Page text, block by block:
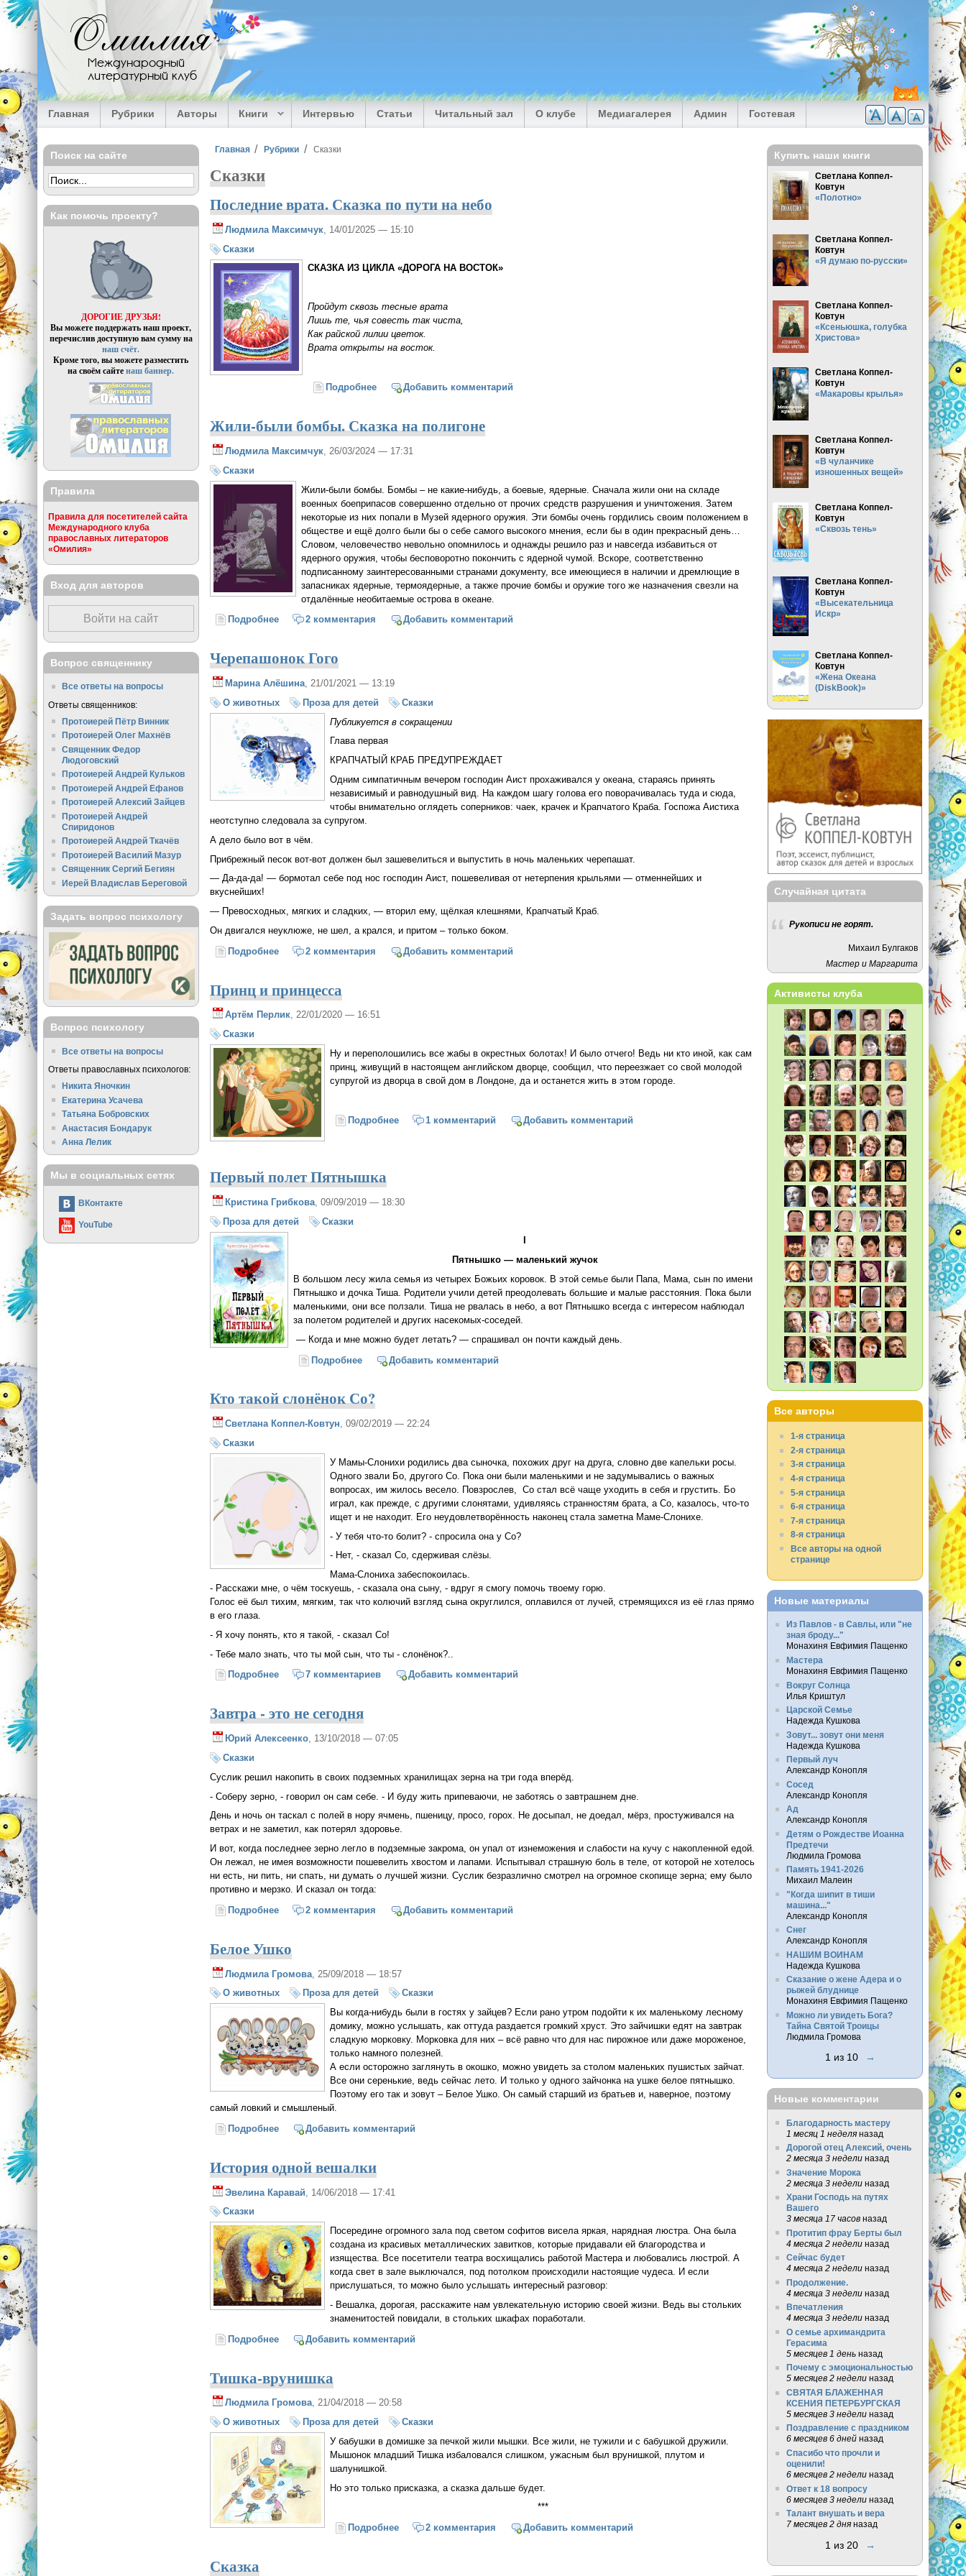
Перейти к основному содержанию
Омилия
Международный
литературный клуб
Главная Рубрики Авторы Книги Интервью Статьи Читальный зал О клубе Медиагалерея Админ Гостевая
Вы здесь
Главная Рубрики Сказки
Сказки
Последние врата. Сказка по пути на небо
Людмила Максимчук , 14/01/2025 — 15:10
Сказки
СКАЗ­КА ИЗ ЦИКЛА «ДОРОГА НА ВОСТОК»
Прой­дут сквозь тес­ные вра­та
Лишь те, чья со­весть так чи­ста,
Как рай­ской ли­лии цве­ток.
Вра­та от­кры­ты на вос­ток.
Подробнеео Последние врата. Сказка по пути на небо
Добавить комментарий
Жили-были бомбы. Сказка на полигоне
Людмила Максимчук, 26/03/2024 — 17:31
Сказки
Жили-были бомбы. Бомбы – не какие-нибудь, а боевые, ядерные. Сначала жили они на складе
военных боеприпасов совершенно отдельно от прочих средств разрушения и уничтожения. Затем
некоторые из них попали в Музей ядерного оружия. Эти бомбы очень гордились своим положением в
обществе и ещё долго были бы о себе самого высокого мнения, если бы в один прекрасный день…
Словом, человечество невольно опомнилось и однажды решило раз и навсегда избавиться от
ядерного оружия, чтобы бесповоротно покончить с ядерной чумой. Вскоре, соответственно
подписанному заинтересованными странами документу, все имеющиеся в наличии и дремлющие в
запасниках ядерные, термоядерные, а также прочие бомбы и оружие того же назначения свезли на
отдалённые необитаемые острова в океане.
Подробнеео Жили-были бомбы. Сказка на полигоне
2 комментария Добавить комментарий
Черепашонок Гого
Марина Алёшина, 21/01/2021 — 13:19
О животных
Проза для детей
Сказки
Публикуется в сокращении
Глава первая
КРАПЧАТЫЙ КРАБ ПРЕДУПРЕЖДАЕТ
Одним симпатичным вечером господин Аист прохаживался у океана, стараясь принять
независимый и равнодушный вид. На каждом шагу голова его поворачивалась туда и сюда,
чтобы внимательно оглядеть соперников: чаек, крачек и Крапчатого Краба. Госпожа Аистиха
неотступно следовала за супругом.
А дело было вот в чём.
Прибрежный песок вот-вот должен был зашевелиться и выпустить в ночь маленьких черепашат.
— Да-да-да! — бормотал себе под нос господин Аист, пошевеливая от нетерпения крыльями — отменнейших и
вкуснейших!
— Превосходных, мягких и сладких, — вторил ему, щёлкая клешнями, Крапчатый Краб.
Он двигался неуклюже, не шел, а крался, и притом – только боком.
Подробнеео Черепашонок Гого
2 комментария Добавить комментарий
Принц и принцесса
Артём Перлик, 22/01/2020 — 16:51
Сказки
Ну и переполошились все жабы в окрестных болотах! И было отчего! Ведь ни кто иной, как сам
принц, живущий в настоящем английском дворце, сообщил, что переезжает со свой молодой
супругой из дворца в свой дом в Лондоне, да и останется жить в этом городе.
Подробнеео Принц и принцесса
1 комментарий Добавить комментарий
Первый полет Пятнышка
Кристина Грибкова , 09/09/2019 — 18:30
Проза для детей
Сказки
Пятнышко — маленький жучок
В большом лесу жила семья из четырех Божьих коровок. В этой семье были Папа, Мама, сын по имени
Пятнышко и дочка Тиша. Родители учили детей преодолевать большие и малые расстояния. Пока были
маленькими, они все ползали. Тиша не рвалась в небо, а вот Пятнышко всегда с интересом наблюдал
за полетом родителей и других насекомых-соседей.
— Когда и мне можно будет летать? — спрашивал он почти каждый день.
Подробнеео Первый полет Пятнышка
Добавить комментарий
Кто такой слонёнок Со?
Светлана Коппел-Ковтун, 09/02/2019 — 22:24
Сказки
У Мамы-Слонихи родились два сыночка, похожих друг на друга, словно две капельки росы.
Одного звали Бо, другого Со. Пока они были маленькими и не задумывались о важных
вопросах, им жилось весело. Повзрослев, Со стал всё чаще уходить в себя и грустить. Бо
играл, как прежде, с другими слонятами, удивляясь странностям брата, а Со, казалось, что-то
ищет и не находит. Его неудовлетворённость наконец стала заметна Маме-Слонихе.
- У тебя что-то болит? - спросила она у Со?
- Нет, - сказал Со, сдерживая слёзы.
Мама-Слониха забеспокоилась.
- Расскажи мне, о чём тоскуешь, - сказала она сыну, - вдруг я смогу помочь твоему горю.
Голос её был тихим, мягким, так что колючий взгляд сына округлился, оплавился от лучей, стремящихся из её глаз прямо
в его глаза.
- Я хочу понять, кто я такой, - сказал Со!
- Тебе мало знать, что ты мой сын, что ты - слонёнок?..
Подробнеео Кто такой слонёнок Со?
7 комментариев Добавить комментарий
Завтра - это не сегодня
Юрий Алексеенко, 13/10/2018 — 07:05
Сказки
Суслик решил накопить в своих подземных хранилищах зерна на три года вперёд.
- Соберу зерно, - говорил он сам себе. - И буду жить припеваючи, не заботясь о завтрашнем дне.
День и ночь он таскал с полей в нору ячмень, пшеницу, просо, горох. Не досыпал, не доедал, мёрз, простуживался на
ветрах и не заметил, как потерял здоровье.
И вот, когда последнее зерно легло в подземные закрома, он упал от изнеможения и слабости на кучу с накопленной едой.
Он лежал, не имея возможности пошевелить хвостом и лапами. Испытывал страшную боль в теле, от которой не хотелось
ни есть, ни пить, ни спать, ни думать о лучшей жизни. Суслик безразлично смотрел на огромное скопище зерна; ему было
противно и мерзко. И сказал он тогда:
Подробнеео Завтра - это не сегодня
2 комментария Добавить комментарий
Белое Ушко
Людмила Громова , 25/09/2018 — 18:57
О животных
Проза для детей
Сказки
Вы когда-нибудь были в гостях у зайцев? Если рано утром подойти к их маленькому лесному
домику, можно услышать, как оттуда раздается громкий хруст. Это зайчишки едят на завтрак
сладкую морковку. Морковка для них – всё равно что для нас пирожное или даже мороженое,
только намного полезней.
А если осторожно заглянуть в окошко, можно увидеть за столом маленьких пушистых зайчат.
Все они серенькие, ведь сейчас лето. И только у одного зайчонка на ушке белое пятнышко.
Поэтому его так и зовут – Белое Ушко. Он самый старший из братьев и, наверное, поэтому
самый ловкий и смышленый.
Подробнеео Белое Ушко
Добавить комментарий
История одной вешалки
Эвелина Каравай , 14/06/2018 — 17:41
Сказки
Посередине огромного зала под светом софитов висела яркая, нарядная люстра. Она была
создана из красивых металлических завитков, которые придавали ей благородства и
изящества. Все посетители театра восхищались работой Мастера и любовались люстрой. А
когда свет в зале выключался, под потолком происходили настоящие чудеса. И если
прислушаться, то можно было услышать интересный разговор:
- Вешалка, дорогая, расскажите нам увлекательную историю своей жизни. Ведь вы стольких
знаменитостей повидали, в стольких шкафах поработали.
Подробнеео История одной вешалки
Добавить комментарий
Тишка-врунишка
Людмила Громова, 21/04/2018 — 20:58
О животных
Проза для детей
Сказки
У бабушки в домишке за печкой жили мышки. Все жили, не тужили и с бабушкой дружили.
Мышонок младший Тишка избаловался слишком, ужасным был врунишкой, плутом и
шалунишкой.
Но это только присказка, а сказка дальше будет.
***
Подробнеео Тишка-врунишка
2 комментария Добавить комментарий
Сказка
Поиск на сайте
Как помочь проекту?
ДОРОГИЕ ДРУЗЬЯ!
Вы можете поддержать наш проект,
перечислив доступную вам сумму на
наш счёт.
Кроме того, вы можете разместить
на своём сайтенаш баннер.
Правила
Правила для посетителей сайта
Международного клуба
православных литераторов
«Омилия»
Вход для авторов
Войти на сайт
Вопрос священнику
Все ответы на вопросы
Ответы священников:
Протоиерей Пётр Винник
Протоиерей Олег Махнёв
Священник Федор
Людоговский
Протоиерей Андрей Кульков
Протоиерей Андрей Ефанов
Протоиерей Алексий Зайцев
Протоиерей Андрей
Спиридонов
Протоиерей Андрей Ткачёв
Протоиерей Василий Мазур
Священник Сергий Бегиян
Иерей Владислав Береговой
Задать вопрос психологу
Вопрос психологу
Все ответы на вопросы
Ответы православных психологов:
Никита Яночкин
Екатерина Усачева
Татьяна Бобровских
Анастасия Бондарук
Анна Лелик
Мы в социальных сетях
ВКонтакте
YouTube
Купить наши книги
Светлана Коппел-
Ковтун
«Полотно»
Светлана Коппел-
Ковтун
«Я думаю по-русски»
Светлана Коппел-
Ковтун
«Ксеньюшка, голубка
Христова»
Светлана Коппел-
Ковтун
«Макаровы крылья»
Светлана Коппел-
Ковтун
«В чуланчике
изношенных вещей»
Светлана Коппел-
Ковтун
«Сквозь тень»
Светлана Коппел-
Ковтун
«Высекательница
Искр»
Светлана Коппел-
Ковтун
«Жена Океана
(DiskBook)»
Случайная цитата
Рукописи не горят.
Михаил Булгаков
Мастер и Маргарита
Активисты клуба
Все авторы
1-я страница
2-я страница
3-я страница
4-я страница
5-я страница
6-я страница
7-я страница
8-я страница
Все авторы на одной
странице
Новые материалы
Из Павлов - в Савлы, или "не
зная броду..."
Монахиня Евфимия Пащенко
Мастера
Монахиня Евфимия Пащенко
Вокруг Солнца
Илья Криштул
Царской Семье
Надежда Кушкова
Зовут... зовут они меня
Надежда Кушкова
Первый луч
Александр Конопля
Сосед
Александр Конопля
Ад
Александр Конопля
Детям о Рождестве Иоанна
Предтечи
Людмила Громова
Память 1941-2026
Михаил Малеин
"Когда шипит в тиши
машина..."
Александр Конопля
Снег
Александр Конопля
НАШИМ ВОИНАМ
Надежда Кушкова
Сказание о жене Адера и о
рыжей блуднице
Монахиня Евфимия Пащенко
Можно ли увидеть Бога?
Тайна Святой Троицы
Людмила Громова
1 из 10 →
Новые комментарии
Благодарность мастеру
1 месяц 1 неделяназад
Дорогой отец Алексий, очень
2 месяца 3 неделиназад
Значение Морока
2 месяца 3 неделиназад
Храни Господь на путях
Вашего
3 месяца 17 часовназад
Протитип фрау Берты был
4 месяца 2 неделиназад
Сейчас будет
4 месяца 2 неделиназад
Продолжение.
4 месяца 3 неделиназад
Впечатления
4 месяца 3 неделиназад
О семье архимандрита
Герасима
5 месяцев 1 деньназад
Почему с эмоциональностью
5 месяцев 2 неделиназад
СВЯТАЯ БЛАЖЕННАЯ
КСЕНИЯ ПЕТЕРБУРГСКАЯ
5 месяцев 3 неделиназад
Поздравление с праздником
6 месяцев 6 днейназад
Спасибо что прочли и
оценили!
6 месяцев 2 неделиназад
Ответ к 18 вопросу
6 месяцев 3 неделиназад
Талант внушать и вера
7 месяцев 2 дняназад
1 из 20 →